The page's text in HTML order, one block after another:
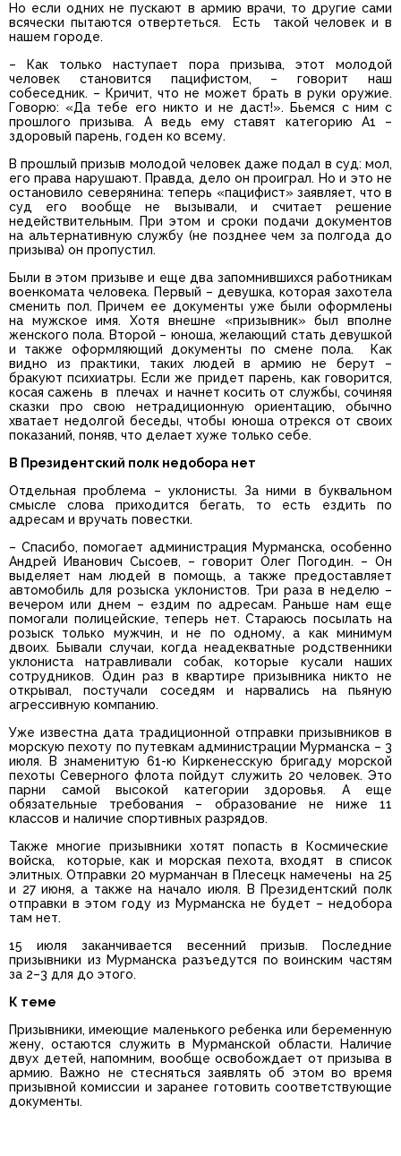
Но если одних не пускают в армию врачи, то другие сами
всячески пытаются отвертеться. Есть такой человек и в
нашем городе.
– Как только наступает пора призыва, этот молодой
человек становится пацифистом, – говорит наш
собеседник. – Кричит, что не может брать в руки оружие.
Говорю: «Да тебе его никто и не даст!». Бьемся с ним с
прошлого призыва. А ведь ему ставят категорию А1 –
здоровый парень, годен ко всему.
В прошлый призыв молодой человек даже подал в суд: мол,
его права нарушают. Правда, дело он проиграл. Но и это не
остановило северянина: теперь «пацифист» заявляет, что в
суд его вообще не вызывали, и считает решение
недействительным. При этом и сроки подачи документов
на альтернативную службу (не позднее чем за полгода до
призыва) он пропустил.
Были в этом призыве и еще два запомнившихся работникам
военкомата человека. Первый – девушка, которая захотела
сменить пол. Причем ее документы уже были оформлены
на мужское имя. Хотя внешне «призывник» был вполне
женского пола. Второй – юноша, желающий стать девушкой
и также оформляющий документы по смене пола. Как
видно из практики, таких людей в армию не берут –
бракуют психиатры. Если же придет парень, как говорится,
косая сажень в плечах и начнет косить от службы, сочиняя
сказки про свою нетрадиционную ориентацию, обычно
хватает недолгой беседы, чтобы юноша отрекся от своих
показаний, поняв, что делает хуже только себе.
В Президентский полк недобора нет
Отдельная проблема – уклонисты. За ними в буквальном
смысле слова приходится бегать, то есть ездить по
адресам и вручать повестки.
– Спасибо, помогает администрация Мурманска, особенно
Андрей Иванович Сысоев, – говорит Олег Погодин. – Он
выделяет нам людей в помощь, а также предоставляет
автомобиль для розыска уклонистов. Три раза в неделю –
вечером или днем – ездим по адресам. Раньше нам еще
помогали полицейские, теперь нет. Стараюсь посылать на
розыск только мужчин, и не по одному, а как минимум
двоих. Бывали случаи, когда неадекватные родственники
уклониста натравливали собак, которые кусали наших
сотрудников. Один раз в квартире призывника никто не
открывал, постучали соседям и нарвались на пьяную
агрессивную компанию.
Уже известна дата традиционной отправки призывников в
морскую пехоту по путевкам администрации Мурманска – 3
июля. В знаменитую 61-ю Киркенесскую бригаду морской
пехоты Северного флота пойдут служить 20 человек. Это
парни самой высокой категории здоровья. А еще
обязательные требования – образование не ниже 11
классов и наличие спортивных разрядов.
Также многие призывники хотят попасть в Космические
войска, которые, как и морская пехота, входят в список
элитных. Отправки 20 мурманчан в Плесецк намечены на 25
и 27 июня, а также на начало июля. В Президентский полк
отправки в этом году из Мурманска не будет – недобора
там нет.
15 июля заканчивается весенний призыв. Последние
призывники из Мурманска разъедутся по воинским частям
за 2–3 для до этого.
К теме
Призывники, имеющие маленького ребенка или беременную
жену, остаются служить в Мурманской области. Наличие
двух детей, напомним, вообще освобождает от призыва в
армию. Важно не стесняться заявлять об этом во время
призывной комиссии и заранее готовить соответствующие
документы.